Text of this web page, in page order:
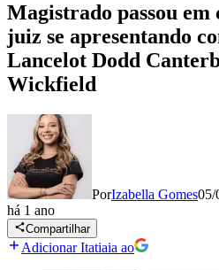
Magistrado passou em
juiz se apresentando
Lancelot Dodd
Wickfield
PorIzabella Gomes05/
há 1 ano
Compartilhar
Adicionar Itatiaia ao